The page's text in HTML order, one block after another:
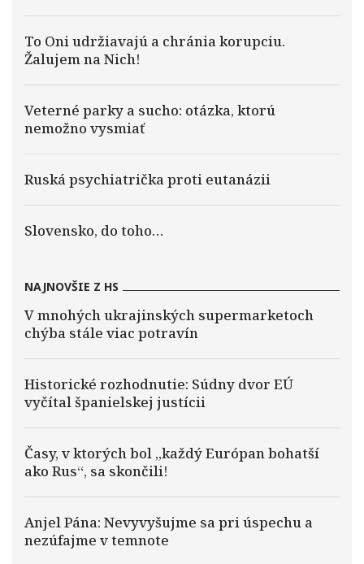
To Oni udržiavajú a chránia korupciu.
Žalujem na Nich!
Veterné parky a sucho: otázka, ktorú
nemožno vysmiať
Ruská psychiatrička proti eutanázii
Slovensko, do toho…
NAJNOVŠIE Z HS
V mnohých ukrajinských supermarketoch
chýba stále viac potravín
Historické rozhodnutie: Súdny dvor EÚ
vyčítal španielskej justícii
Časy, v ktorých bol „každý Európan bohatší
ako Rus“, sa skončili!
Anjel Pána: Nevyvyšujme sa pri úspechu a
nezúfajme v temnote